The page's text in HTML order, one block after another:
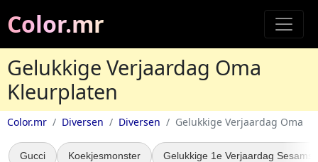
Color.mr
Gelukkige Verjaardag Oma
Kleurplaten
Color.mr Diversen Diversen Gelukkige Verjaardag Oma
Gucci Koekjesmonster Gelukkige 1e Verjaardag